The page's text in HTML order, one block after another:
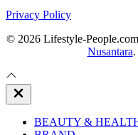
Privacy Policy
© 2026 Lifestyle-
Nusantara
Close
Off
BEAUTY &